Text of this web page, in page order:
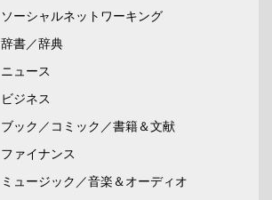
ソーシャルネットワーキング
辞書／辞典
ニュース
ビジネス
ブック／コミック／書籍＆文献
ファイナンス
ミュージック／音楽＆オーディオ